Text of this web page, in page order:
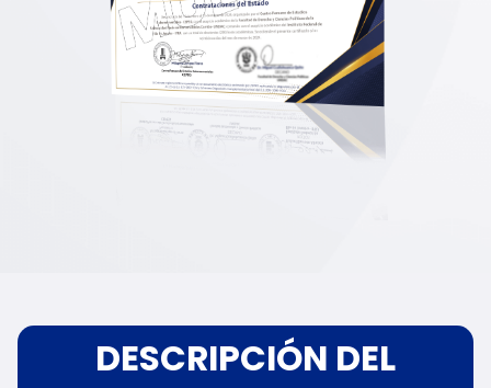
DESCRIPCIÓN DEL